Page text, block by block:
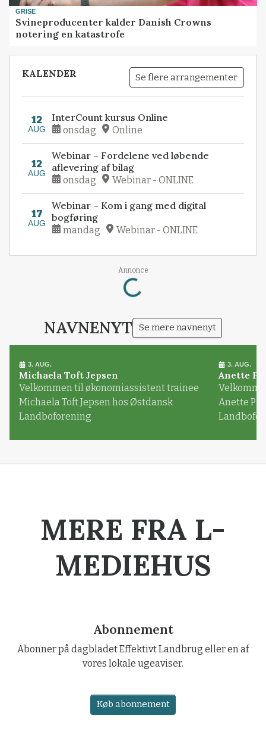
GRISE
Svineproducenter kalder Danish Crowns
notering en katastrofe
KALENDER Se flere arrangementer
12
AUG
InterCount kursus Online
onsdag Online
12
AUG
Webinar – Fordelene ved løbende
aflevering af bilag
onsdag Webinar - ONLINE
17
AUG
Webinar – Kom i gang med digital
bogføring
mandag Webinar - ONLINE
Annonce
Loading...
NAVNENYT Se mere navnenyt
3. AUG.
Michaela Toft Jepsen
Velkommen til økonomiassistent trainee
Michaela Toft Jepsen hos Østdansk
Landboforening
3. AUG.
Anette
Anette
MERE FRA L-
MEDIEHUS
Abonnement
Abonner på dagbladet Effektivt Landbrug eller en af
vores lokale ugeaviser.
Køb abonnement